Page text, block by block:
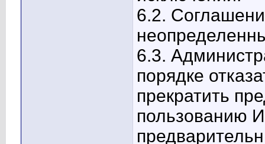
6.2.
6.3.
порядке
прекратить
пользованию